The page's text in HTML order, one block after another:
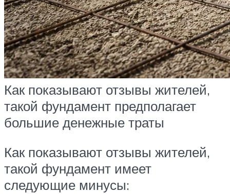
Как показывают отзывы жителей,
такой фундамент предполагает
большие денежные траты
Как показывают отзывы жителей,
такой фундамент имеет
следующие минусы: